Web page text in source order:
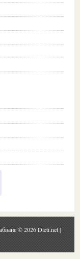
© 2026 Dieti.net |